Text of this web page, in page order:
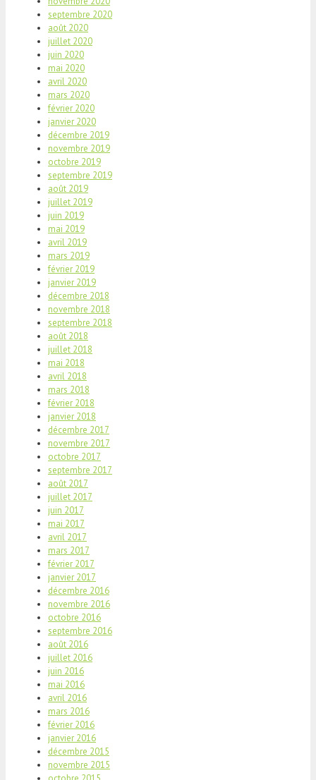
septembre 2020
août 2020
juillet 2020
juin 2020
mai 2020
avril 2020
mars 2020
février 2020
janvier 2020
décembre 2019
novembre 2019
octobre 2019
septembre 2019
août 2019
juillet 2019
juin 2019
mai 2019
avril 2019
mars 2019
février 2019
janvier 2019
décembre 2018
novembre 2018
septembre 2018
août 2018
juillet 2018
mai 2018
avril 2018
mars 2018
février 2018
janvier 2018
décembre 2017
novembre 2017
octobre 2017
septembre 2017
août 2017
juillet 2017
juin 2017
mai 2017
avril 2017
mars 2017
février 2017
janvier 2017
décembre 2016
novembre 2016
octobre 2016
septembre 2016
août 2016
juillet 2016
juin 2016
mai 2016
avril 2016
mars 2016
février 2016
janvier 2016
décembre 2015
novembre 2015